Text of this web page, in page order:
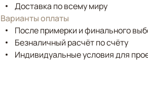
Доставка по всему миру
Варианты оплаты
После примерки и финального
Безналичный расчёт по счёту
Индивидуальные условия для